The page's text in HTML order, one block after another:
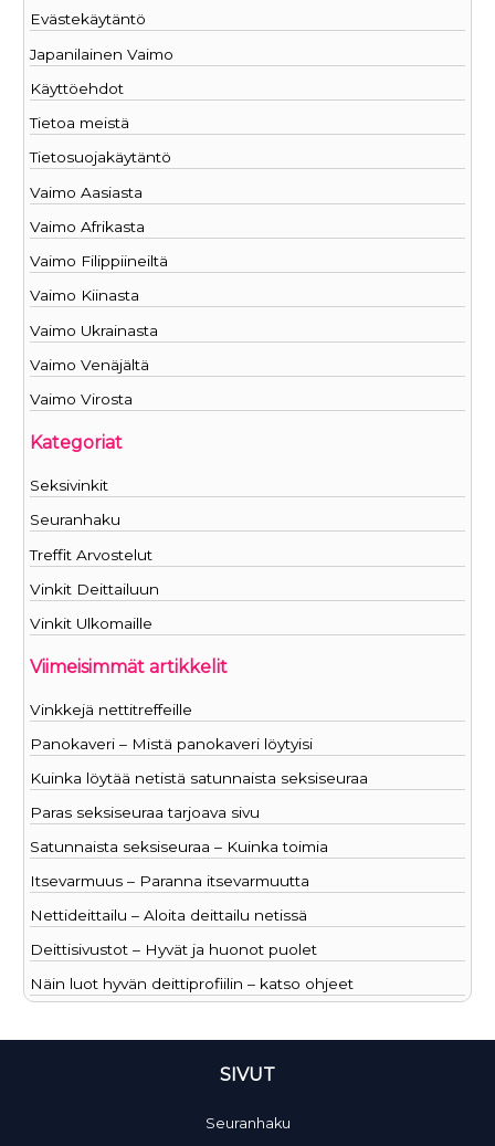
Evästekäytäntö
Japanilainen Vaimo
Käyttöehdot
Tietoa meistä
Tietosuojakäytäntö
Vaimo Aasiasta
Vaimo Afrikasta
Vaimo Filippiineiltä
Vaimo Kiinasta
Vaimo Ukrainasta
Vaimo Venäjältä
Vaimo Virosta
Kategoriat
Seksivinkit
Seuranhaku
Treffit Arvostelut
Vinkit Deittailuun
Vinkit Ulkomaille
Viimeisimmät artikkelit
Vinkkejä nettitreffeille
Panokaveri – Mistä panokaveri löytyisi
Kuinka löytää netistä satunnaista seksiseuraa
Paras seksiseuraa tarjoava sivu
Satunnaista seksiseuraa – Kuinka toimia
Itsevarmuus – Paranna itsevarmuutta
Nettideittailu – Aloita deittailu netissä
Deittisivustot – Hyvät ja huonot puolet
Näin luot hyvän deittiprofiilin – katso ohjeet
SIVUT
Seuranhaku